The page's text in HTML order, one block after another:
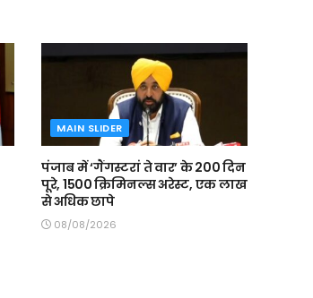
MAIN SLIDER
पंजाब में ‘गैंगस्टरां ते वार’ के 200 दिन
पूरे, 1500 क्रिमिनल्स अरेस्ट, एक लाख
से अधिक छापे
08/08/2026